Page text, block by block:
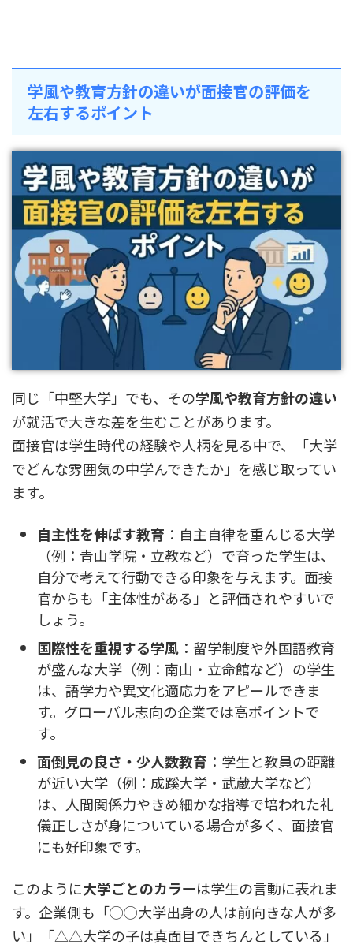
学風や教育方針の違いが面接官の評価を
左右するポイント
同じ「中堅大学」でも、その学風や教育方針の違い
が就活で大きな差を生むことがあります。
面接官は学生時代の経験や人柄を見る中で、「大学
でどんな雰囲気の中学んできたか」を感じ取ってい
ます。
自主性を伸ばす教育 ：自主自律を重んじる大学
（例：青山学院・立教など）で育った学生は、
自分で考えて行動できる印象を与えます。面接
官からも「主体性がある」と評価されやすいで
しょう。
国際性を重視する学風 ：留学制度や外国語教育
が盛んな大学（例：南山・立命館など）の学生
は、語学力や異文化適応力をアピールできま
す。グローバル志向の企業では高ポイントで
す。
面倒見の良さ・少人数教育 ：学生と教員の距離
が近い大学（例：成蹊大学・武蔵大学など）
は、人間関係力やきめ細かな指導で培われた礼
儀正しさが身についている場合が多く、面接官
にも好印象です。
このように大学ごとのカラーは学生の言動に表れま
す。企業側も「◯◯大学出身の人は前向きな人が多
い」「△△大学の子は真面目できちんとしている」